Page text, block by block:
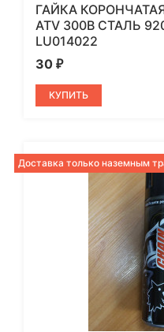
ГАЙКА
ATV 300B СТАЛЬ
LU014022
30 ₽
КУПИТЬ
Доставка только наземным